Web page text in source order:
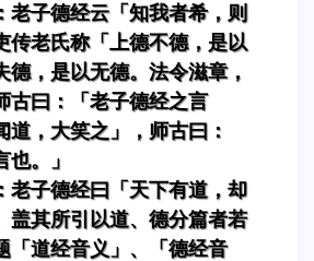
老子德经云「知我者希，则
传老氏称「上德不德，是以
德，是以无德。法令滋章，
古曰：「老子德经之言
道，大笑之」，师古曰：
也。」
老子德经曰「天下有道，却
盖其所引以道、德分篇者若
「道经音义」、「德经音